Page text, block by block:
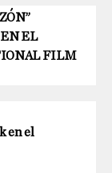
EL
FILM
en el